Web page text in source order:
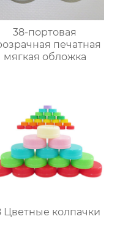
38-портовая
печатная
мягкая обложка
Цветные колпачки